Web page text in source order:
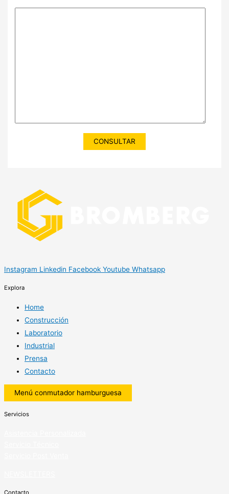
Instagram Linkedin Facebook Youtube Whatsapp
Explora
Home
Construcción
Laboratorio
Industrial
Prensa
Contacto
Menú conmutador hamburguesa
Servicios
Contacto